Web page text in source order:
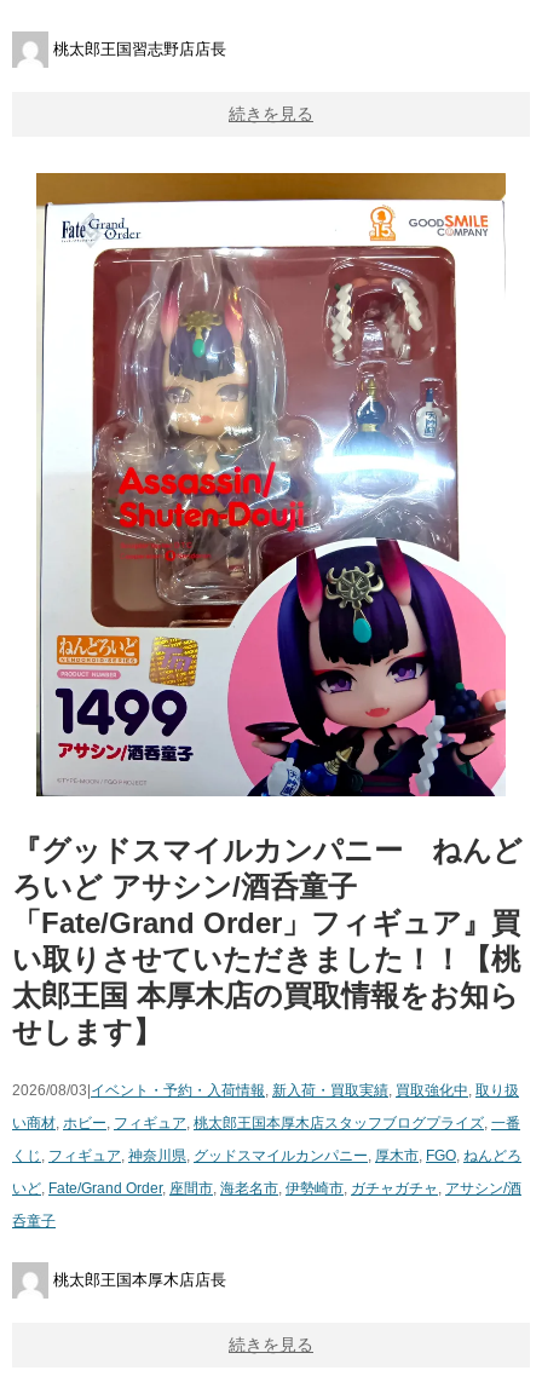
桃太郎王国習志野店店長
続きを見る
『グッドスマイルカンパニー ねんど
ろいど アサシン/酒呑童子
「Fate/Grand Order」フィギュア』買
い取りさせていただきました！！【桃
太郎王国 本厚木店の買取情報をお知ら
せします】
2026/08/03|イベント・予約・入荷情報, 新入荷・買取実績, 買取強化中, 取り扱
い商材, ホビー, フィギュア, 桃太郎王国本厚木店スタッフブログプライズ, 一番
くじ , フィギュア, 神奈川県, グッドスマイルカンパニー, 厚木市, FGO, ねんどろ
いど, Fate/Grand Order, 座間市, 海老名市, 伊勢崎市, ガチャガチャ , アサシン/酒
呑童子
桃太郎王国本厚木店店長
続きを見る